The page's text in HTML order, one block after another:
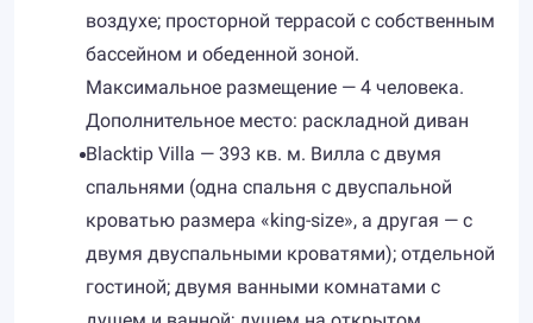
воздухе; просторной террасой с собственным
бассейном и обеденной зоной.
Максимальное размещение — 4 человека.
Дополнительное место: раскладной диван
Blacktip Villa — 393 кв. м. Вилла с двумя
спальнями (одна спальня с двуспальной
кроватью размера «king-size», а другая — с
двумя двуспальными кроватями); отдельной
гостиной; двумя ванными комнатами с